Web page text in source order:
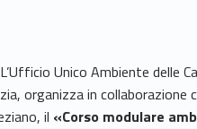
Unico Ambiente delle
organizza in
il «Corso modulare